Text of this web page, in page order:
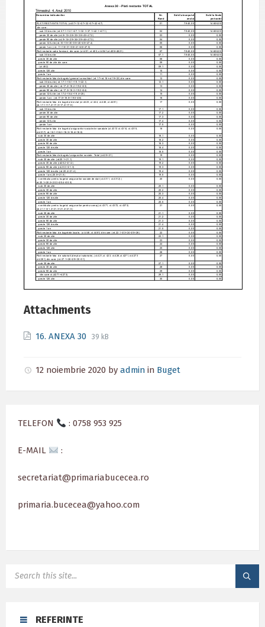
Attachments
16. ANEXA 30 File
File
39 kB
12 noiembrie 2020 by admin in Buget
TELEFON : 0758 953 925
E-MAIL :
secretariat@primariabucecea.ro
primaria.bucecea@yahoo.com
REFERINTE